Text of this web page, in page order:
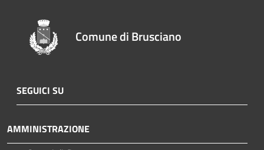
Comune di Brusciano
SEGUICI SU
AMMINISTRAZIONE